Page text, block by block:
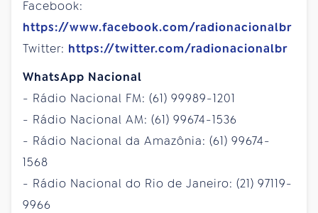
Facebook:
https://www.facebook.com/radionacionalbr
Twitter: https://twitter.com/radionacionalbr
WhatsApp Nacional
- Rádio Nacional FM: (61) 99989-1201
- Rádio Nacional AM: (61) 99674-1536
- Rádio Nacional da Amazônia: (61) 99674-
1568
- Rádio Nacional do Rio de Janeiro: (21) 97119-
9966